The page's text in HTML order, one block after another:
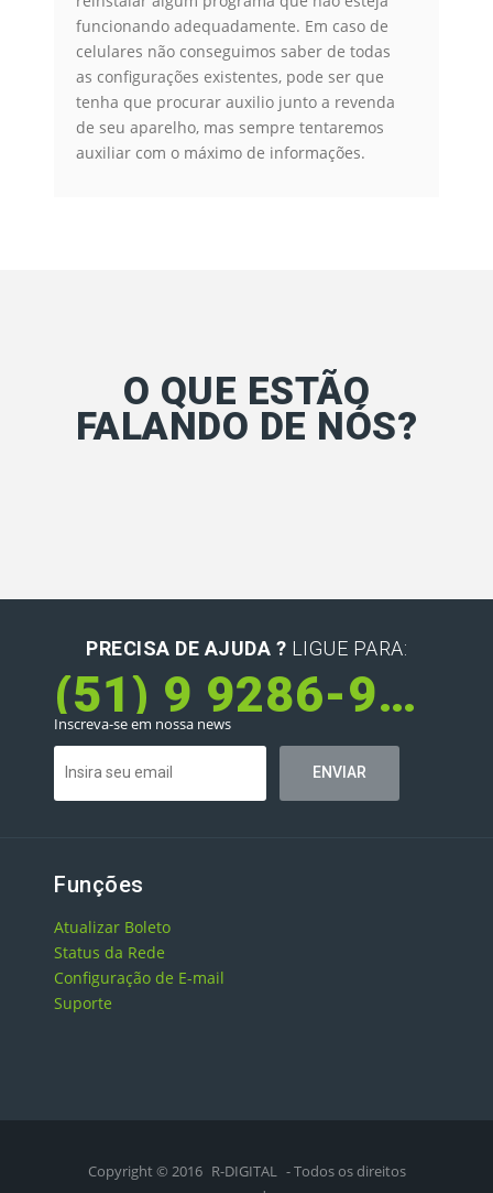
funcionando adequadamente. Em caso de
celulares não conseguimos saber de todas
as configurações existentes, pode ser que
tenha que procurar auxilio junto a revenda
de seu aparelho, mas sempre tentaremos
auxiliar com o máximo de informações.
O QUE ESTÃO
FALANDO DE NÓS?
PRECISA DE AJUDA ? LIGUE PARA:
(51) 9 9286-9581
Inscreva-se em nossa news
Funções
Atualizar Boleto
Status da Rede
Configuração de E-mail
Suporte
Copyright © 2016 R-DIGITAL - Todos os direitos